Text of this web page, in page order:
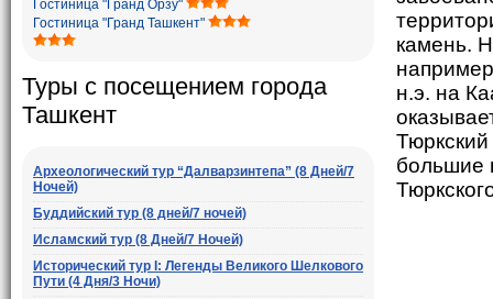
Гостиница "Гранд Орзу"
Гостиница "Гранд Ташкент"
Туры с посещением города
Ташкент
Археологический тур “Далварзинтепа” (8 Дней/7
Ночей)
Буддийский тур (8 дней/7 ночей)
Исламский тур (8 Дней/7 Ночей)
Исторический тур I: Легенды Великого Шелкового
Пути (4 Дня/3 Ночи)
камень.
н.э. на
большие